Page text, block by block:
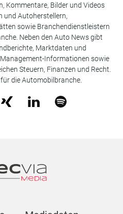
Kommentare, Bilder und Videos
und Autoherstellern,
sowie Branchendienstleistern
Neben den Auto News gibt
Marktdaten und
Informationen sowie
Steuern, Finanzen und Recht.
die Automobilbranche.